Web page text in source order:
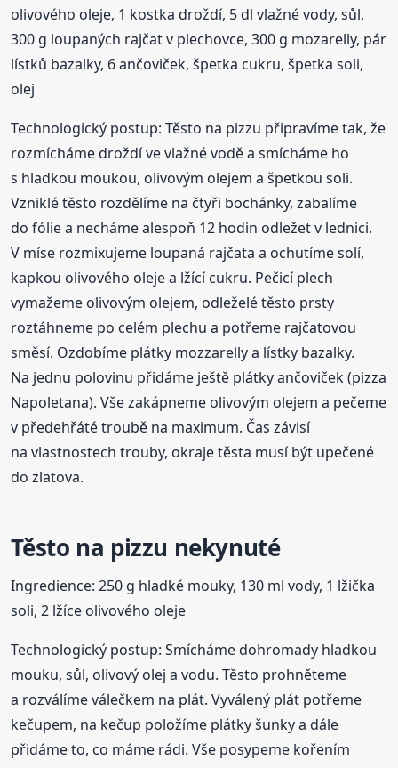
olivového oleje, 1 kostka droždí, 5 dl vlažné vody, sůl,
300 g loupaných rajčat v plechovce, 300 g mozarelly, pár
lístků bazalky, 6 ančoviček, špetka cukru, špetka soli,
olej
Technologický postup: Těsto na pizzu připravíme tak, že
rozmícháme droždí ve vlažné vodě a smícháme ho
s hladkou moukou, olivovým olejem a špetkou soli.
Vzniklé těsto rozdělíme na čtyři bochánky, zabalíme
do fólie a necháme alespoň 12 hodin odležet v lednici.
V míse rozmixujeme loupaná rajčata a ochutíme solí,
kapkou olivového oleje a lžící cukru. Pečicí plech
vymažeme olivovým olejem, odleželé těsto prsty
roztáhneme po celém plechu a potřeme rajčatovou
směsí. Ozdobíme plátky mozzarelly a lístky bazalky.
Na jednu polovinu přidáme ještě plátky ančoviček (pizza
Napoletana). Vše zakápneme olivovým olejem a pečeme
v předehřáté troubě na maximum. Čas závisí
na vlastnostech trouby, okraje těsta musí být upečené
do zlatova.
Těsto na pizzu nekynuté
Ingredience: 250 g hladké mouky, 130 ml vody, 1 lžička
soli, 2 lžíce olivového oleje
Technologický postup: Smícháme dohromady hladkou
mouku, sůl, olivový olej a vodu. Těsto prohněteme
a rozválíme válečkem na plát. Vyválený plát potřeme
kečupem, na kečup položíme plátky šunky a dále
přidáme to, co máme rádi. Vše posypeme kořením